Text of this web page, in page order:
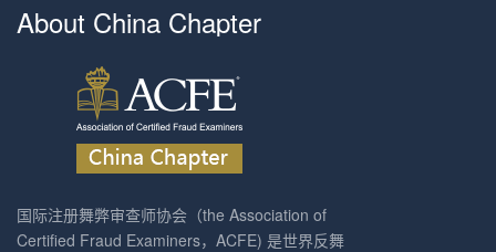
About China Chapter
国际注册舞弊审查师协会（the Association of
Certified Fraud Examiners，ACFE) 是世界反舞